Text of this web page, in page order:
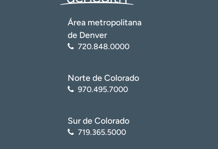
Área metropolitana
de Denver
720.848.0000
Norte de Colorado
970.495.7000
Sur de Colorado
719.365.5000